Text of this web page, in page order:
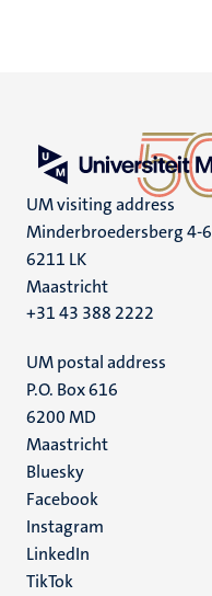
UM visiting address
Minderbroedersberg 4-6
6211 LK
Maastricht
+31 43 388 2222
UM postal address
P.O. Box 616
6200 MD
Maastricht
Social
media
Bluesky
Facebook
Instagram
LinkedIn
TikTok